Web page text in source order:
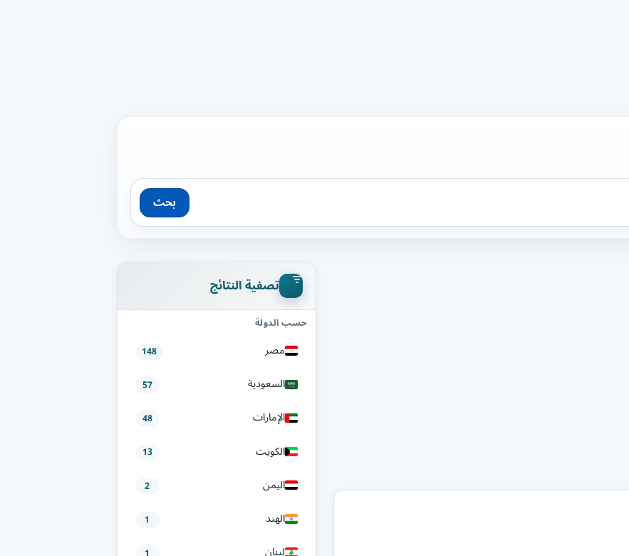
بحث
تصفية النتائج
حسب الدولة
مصر 148
السعودية 57
الإمارات 48
الكويت 13
اليمن 2
الهند 1